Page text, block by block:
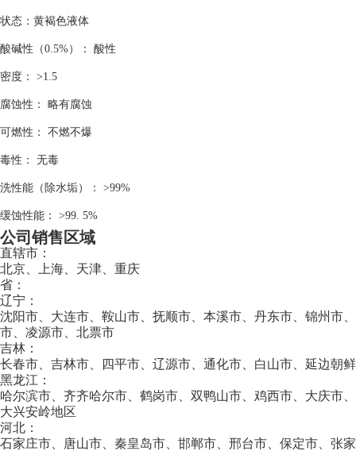
状态：黄褐色液体
酸碱性（0.5%）： 酸性
密度： >1.5
腐蚀性： 略有腐蚀
可燃性： 不燃不爆
毒性： 无毒
洗性能（除水垢）： >99%
缓蚀性能： >99. 5%
公司销售区域
直辖市：
北京、上海、天津、重庆
省：
辽宁：
沈阳市、大连市、鞍山市、抚顺市、本溪市、丹东市、锦州市
市、凌源市、北票市
吉林：
长春市、吉林市、四平市、辽源市、通化市、白山市、延边朝
黑龙江：
哈尔滨市、齐齐哈尔市、鹤岗市、双鸭山市、鸡西市、大庆市
大兴安岭地区
河北：
石家庄市、唐山市、秦皇岛市、邯郸市、邢台市、保定市、张